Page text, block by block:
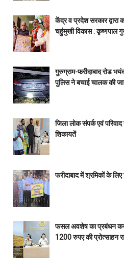
केंद्र व प्रदेश सरकार द्वारा
चहुंमुखी विकास : कृष्णपाल
गुरुग्राम-फरीदाबाद रोड
पुलिस ने बचाई चालक की
जिला लोक संपर्क एवं
शिकायतें
फरीदाबाद में श्रमिकों के
फसल अवशेष का प्रबंधन
1200 रुपए की प्रोत्साहन